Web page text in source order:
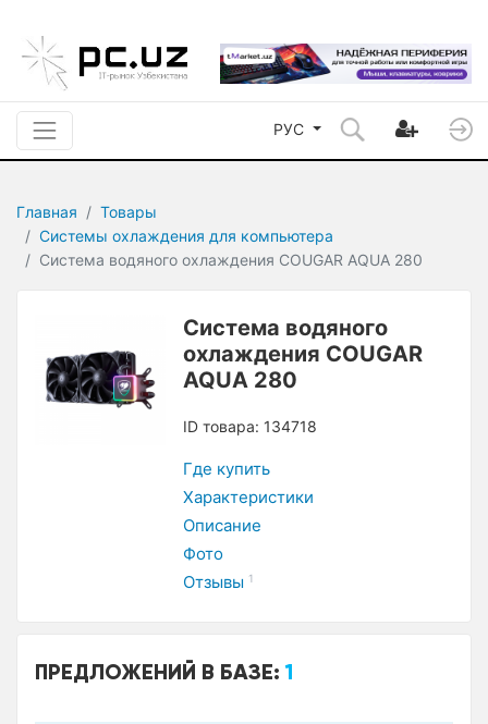
РУС
Главная
Товары
Системы охлаждения для компьютера
Система водяного охлаждения COUGAR AQUA 280
Система водяного
охлаждения COUGAR
AQUA 280
ID товара: 134718
Где купить
Характеристики
Описание
Фото
Отзывы 1
ПРЕДЛОЖЕНИЙ В БАЗЕ:1